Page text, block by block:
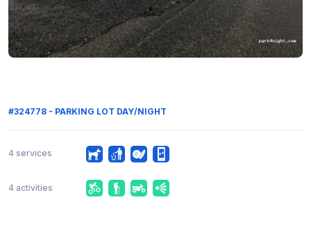
#324778 - PARKING LOT DAY/NIGHT
4 services
4 activities